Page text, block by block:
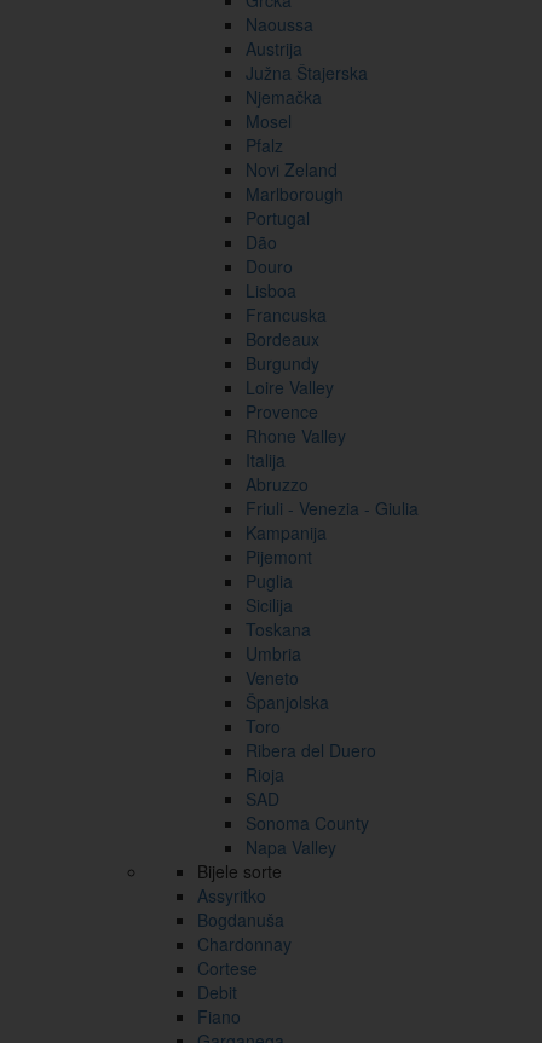
Naoussa
Austrija
Južna Štajerska
Njemačka
Mosel
Pfalz
Novi Zeland
Marlborough
Portugal
Dão
Douro
Lisboa
Francuska
Bordeaux
Burgundy
Loire Valley
Provence
Rhone Valley
Italija
Abruzzo
Friuli - Venezia - Giulia
Kampanija
Pijemont
Puglia
Sicilija
Toskana
Umbria
Veneto
Španjolska
Toro
Ribera del Duero
Rioja
SAD
Sonoma County
Napa Valley
Bijele sorte
Assyritko
Bogdanuša
Chardonnay
Cortese
Debit
Fiano